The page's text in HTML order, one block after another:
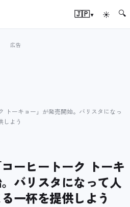
🇯🇵▾ ☀ 🔍
トーキョー」が発売開始。バリスタになっ
しよう
ーヒートーク トーキ
バリスタになって人
一杯を提供しよう